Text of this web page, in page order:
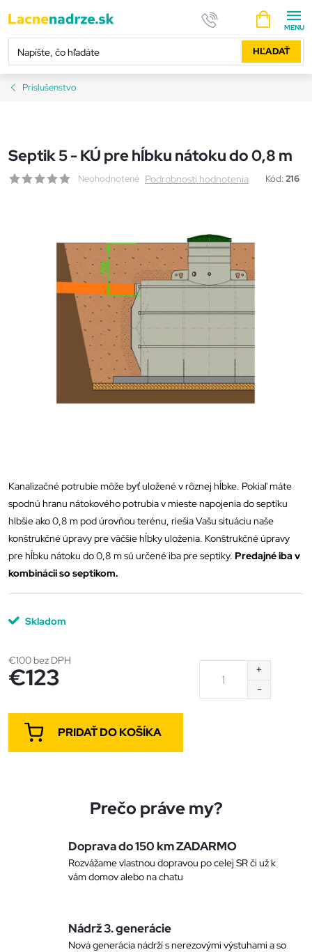
na
obsah
HĽADAŤ
NÁKUPNÝ
KOŠÍK
Príslušenstvo
Septik 5 - KÚ pre hĺbku nátoku do 0,8 m
Neohodnotené Podrobnosti hodnotenia Kód:216
Kanalizačné potrubie môže byť uložené v rôznej hĺbke. Pokiaľ máte
spodnú hranu nátokového potrubia v mieste napojenia do septiku
hlbšie ako 0,8 m pod úrovňou terénu, riešia Vašu situáciu naše
konštrukčné úpravy pre väčšie hĺbky uloženia. Konštrukčné úpravy
pre hĺbku nátoku do 0,8 m sú určené iba pre septiky. Predajné iba v
kombinácii so septikom.
Skladom
€123
€100 bez DPH
Jednotková
cena:
PRIDAŤ DO KOŠÍKA
Prečo práve my?
Doprava do 150 km ZADARMO
Rozvážame vlastnou dopravou po celej SR či už k
vám domov alebo na chatu
Nádrž 3. generácie
Nová generácia nádrží s nerezovými výstuhami a so